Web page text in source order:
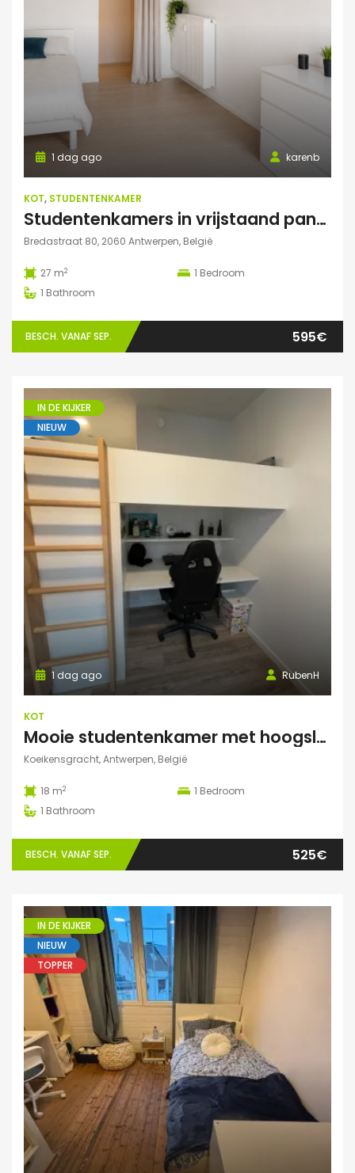
karenb
1 dag ago
KOT, STUDENTENKAMER
Studentenkamers in vrijstaand pand ‘De Drie Snellen’.
Bredastraat 80, 2060 Antwerpen, België
27 m2 1 Bedroom
1 Bathroom
BESCH. VANAF SEP. 595€
IN DE KIJKER
NIEUW
RubenH
1 dag ago
KOT
Mooie studentenkamer met hoogslaper en grote gemeenschappelijke ruimte/terras in Campus Eilandje
Koeikensgracht, Antwerpen, België
18 m2 1 Bedroom
1 Bathroom
BESCH. VANAF SEP. 525€
IN DE KIJKER
NIEUW
TOPPER